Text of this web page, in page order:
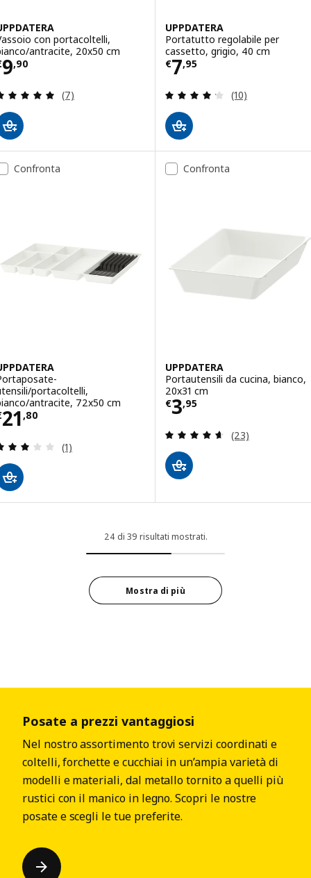
con portacoltelli,
antracite, 20x50 cm
9,90 € 9,90
Recensione: 5 fuori da 5 stelle. Totale recensioni:
(7)
UPPDATERA
Portatutto regolabile per
cassetto, grigio, 40 cm
€7,95
Prezzo € 7,95
Recensione:
(10)
Confronta
portacoltelli,
antracite, 72x50 cm
21,80 € 21,80
Recensione: 3 fuori da 5 stelle. Totale recensioni:
(1)
Confronta
UPPDATERA
Portautensili da cucina, bianco,
20x31 cm
€3,95
Prezzo € 3,95
Recensione:
(23)
24 di 39 risultati mostrati.
Mostra di più
Posate a prezzi vantaggiosi
Nel nostro assortimento trovi servizi coordinati e
coltelli, forchette e cucchiai in un’ampia varietà di
modelli e materiali, dal metallo tornito a quelli più
rustici con il manico in legno. Scopri le nostre
posate e scegli le tue preferite.